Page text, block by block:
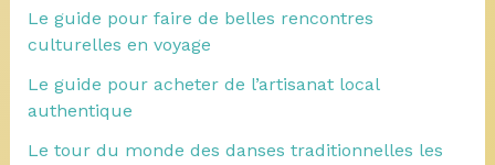
Le guide pour faire de belles rencontres
culturelles en voyage
Le guide pour acheter de l’artisanat local
authentique
Le tour du monde des danses traditionnelles les